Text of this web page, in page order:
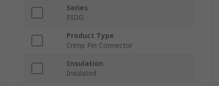
Series
PIDG
Product Type
Crimp Pin Connector
Insulation
Insulated